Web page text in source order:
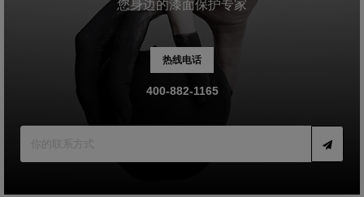
您身边的漆面保护专家
热线电话
400-882-1165